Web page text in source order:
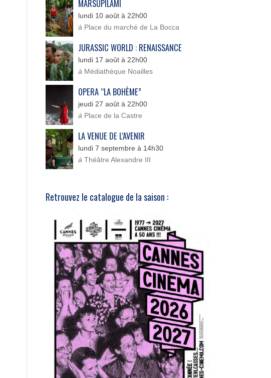
MARSUPILAMI
lundi 10 août à 22h00
à Place du marché de La Bocca
JURASSIC WORLD : RENAISSANCE
lundi 17 août à 22h00
à Médiathèque Noailles
OPERA “LA BOHÈME”
jeudi 27 août à 22h00
à Place de la Castre
LA VENUE DE L’AVENIR
lundi 7 septembre à 14h30
à Théâtre Alexandre III
Retrouvez le catalogue de la saison :